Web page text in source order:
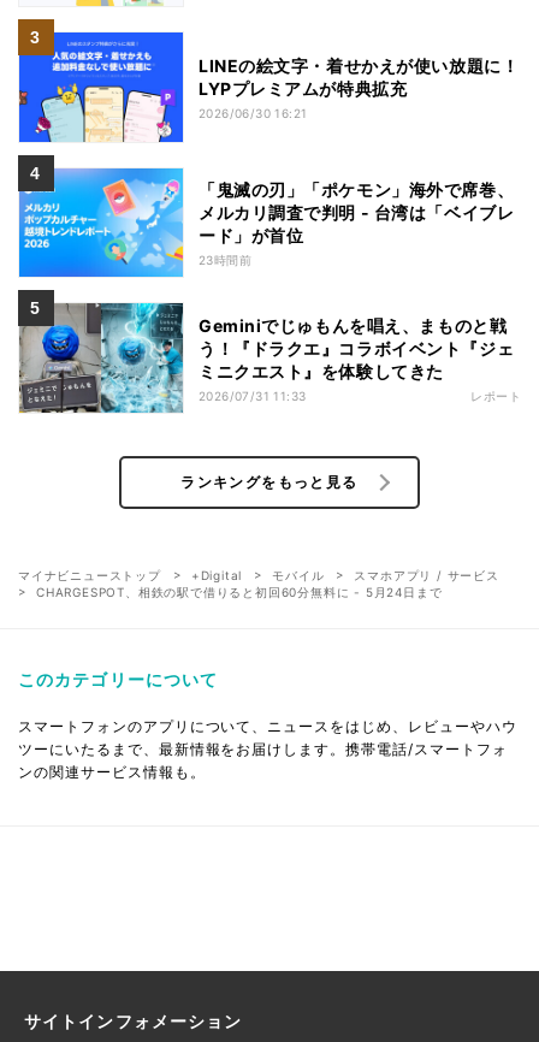
LINEの絵文字・着せかえが使い放題に！
LYPプレミアムが特典拡充
2026/06/30 16:21
「鬼滅の刃」「ポケモン」海外で席巻、
メルカリ調査で判明 - 台湾は「ベイブレ
ード」が首位
23時間前
Geminiでじゅもんを唱え、まものと戦
う！『ドラクエ』コラボイベント『ジェ
ミニクエスト』を体験してきた
2026/07/31 11:33 レポート
ランキングをもっと見る
マイナビニューストップ +Digital モバイル
スマホアプリ / サービス
CHARGESPOT、相鉄の駅で借りると初回60分無料に - 5月24日まで
このカテゴリーについて
スマートフォンのアプリについて、ニュースをはじめ、レビューやハウ
ツーにいたるまで、最新情報をお届けします。携帯電話/スマートフォ
ンの関連サービス情報も。
サイトインフォメーション